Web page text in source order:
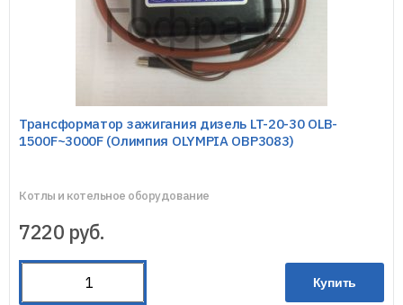
Трансформатор зажигания дизель LT-20-30 OLB-
1500F~3000F (Олимпия OLYMPIA OBP3083)
Котлы и котельное оборудование
7220 руб.
Купить